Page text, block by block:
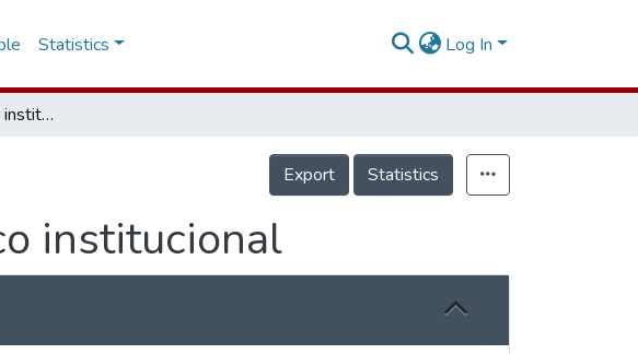
Statistics Log In
Desarrollo académico institucional
Export Statistics
institucional